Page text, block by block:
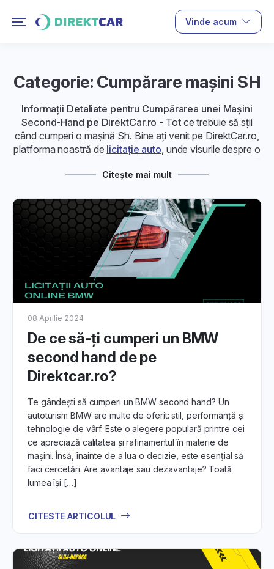
Vinde acum
Categorie: Cumpǎrare maşini SH
Informații Detaliate pentru Cumpărarea unei Mașini
Second-Hand pe DirektCar.ro - Tot ce trebuie să sții
când cumperi o mașină Sh. Bine ați venit pe DirektCar.ro,
platforma noastră de licitație auto, unde visurile despre o
ajuta să faceți achiziția potrivită, am pregătit aceste
cumpărare a unei mașini second-hand. LaDirektCar.ro,
ne-am dedicat să facem procesul de licitații auto pentru
mașinile second-hand simplu și accesibil.
1. Alegerea Corectă a Platformei de
Licitații Auto:
Descoperiți de ce DirektCar.ro este alegerea perfectă
cum funcționează platforma și cum să vă înregistrați
pentru a începe procesul de licitație.
2. Navigarea Prin Ofertele Auto:
Articolul vă va ghida în procesul de explorare a ofertelor
disponibile, evidențiind elementele esențiale pe care
trebuie să le luați în considerare atunci când analizați
vehiculele.
3. Participarea la Licitațiile Auto:
Înțelegeți etapele implicate în participarea la licitații auto.
Veți afla cum să licitați în mod responsabil și cum să vă
4. Inspectarea și Evaluarea Mașinii
Vǎ vom ajuta să înțelegeți importanța inspecției mașinii .
Citește mai mult
08 Aprilie 2024
De ce să-ți cumperi un BMW
second hand de pe
Direktcar.ro?
Te gândești să cumperi un BMW second hand? Un
autoturism BMW are multe de oferit: stil, performanță și
tehnologie de vârf. Este o alegere populară printre cei
ce apreciază calitatea și rafinamentul în materie de
mașini. Însă, înainte de a lua o decizie, este esențial să
faci cercetări. Are avantaje sau dezavantaje? Toată
lumea își […]
CITESTE ARTICOLUL